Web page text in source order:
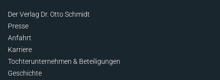
Der Verlag Dr. Otto Schmidt
Presse
Anfahrt
Karriere
Tochterunternehmen & Beteiligungen
Geschichte